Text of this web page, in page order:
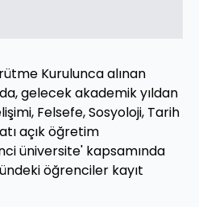
Kurulunca alınan
gelecek akademik yıldan
Felsefe, Sosyoloji, Tarih
açık öğretim
üniversite' kapsamında
öğrenciler kayıt